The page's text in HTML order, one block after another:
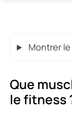
Montrer
Que
le fitness